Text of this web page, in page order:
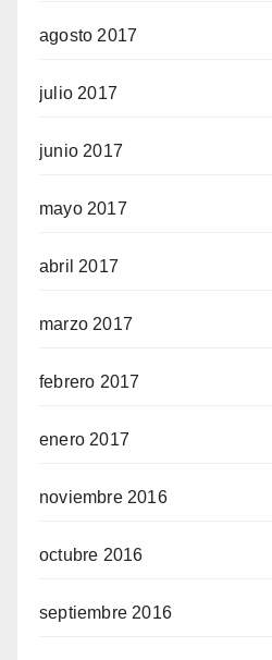
agosto 2017
julio 2017
junio 2017
mayo 2017
abril 2017
marzo 2017
febrero 2017
enero 2017
noviembre 2016
octubre 2016
septiembre 2016